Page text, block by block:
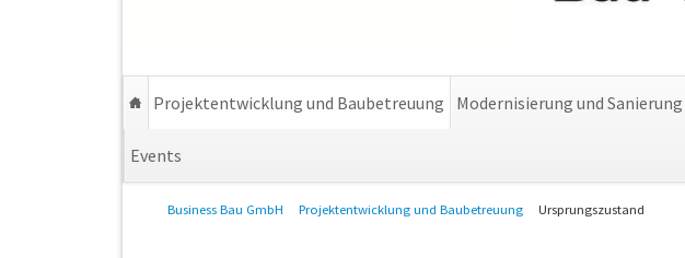
Projektentwicklung und Baubetreuung Modernisierung und Sanierung
Events
Business Bau GmbH Projektentwicklung und Baubetreuung Ursprungszustand